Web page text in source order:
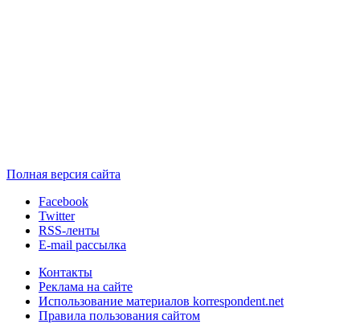
Полная версия сайта
Facebook
Twitter
RSS-ленты
E-mail рассылка
Контакты
Реклама на сайте
Использование материалов korrespondent.net
Правила пользования сайтом